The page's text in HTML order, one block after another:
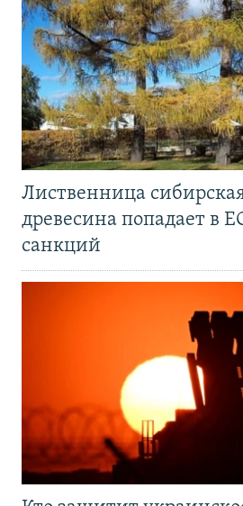
Лиственница
древесина попадает в
санкций